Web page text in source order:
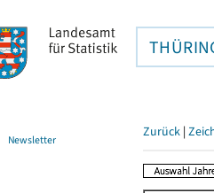
Newsletter Zurück |